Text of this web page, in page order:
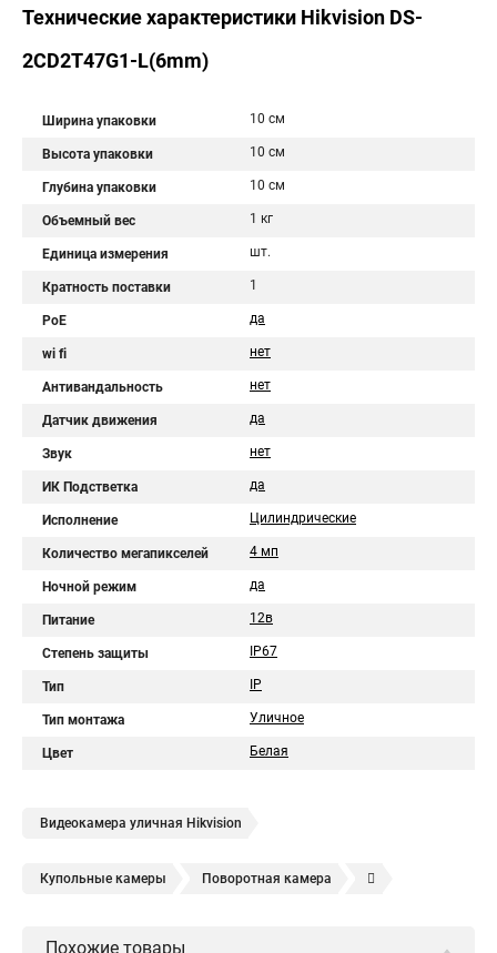
Технические характеристики Hikvision DS-
2CD2T47G1-L(6mm)
Ширина упаковки 10 см
Высота упаковки 10 см
Глубина упаковки 10 см
Объемный вес 1 кг
Единица измерения шт.
Кратность поставки 1
PoE да
wi fi нет
Антивандальность нет
Датчик движения да
Звук нет
ИК Подстветка да
Исполнение Цилиндрические
Количество мегапикселей 4 мп
Ночной режим да
Питание 12в
Степень защиты IP67
Тип IP
Тип монтажа Уличное
Цвет Белая
Видеокамера уличная Hikvision
Купольные камеры Поворотная камера
Похожие товары